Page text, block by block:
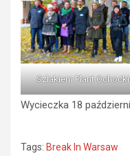
Szlakiem Plant
Wycieczka 18
Tags: Break In Warsaw